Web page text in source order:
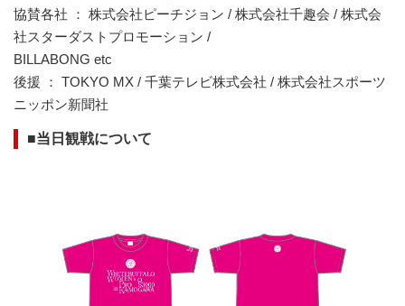
協賛各社 ： 株式会社ピーチジョン / 株式会社千趣会 / 株式会
社スターダストプロモーション /
BILLABONG etc
後援 ： TOKYO MX / 千葉テレビ株式会社 / 株式会社スポーツ
ニッポン新聞社
■当日観戦について